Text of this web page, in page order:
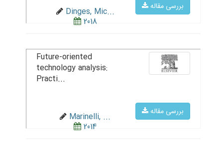
بررسی مقاله
Dinges, Mic...
2018
بررسی مقاله
Future-oriented
technology analysis:
Practi...
Marinelli, ...
2014